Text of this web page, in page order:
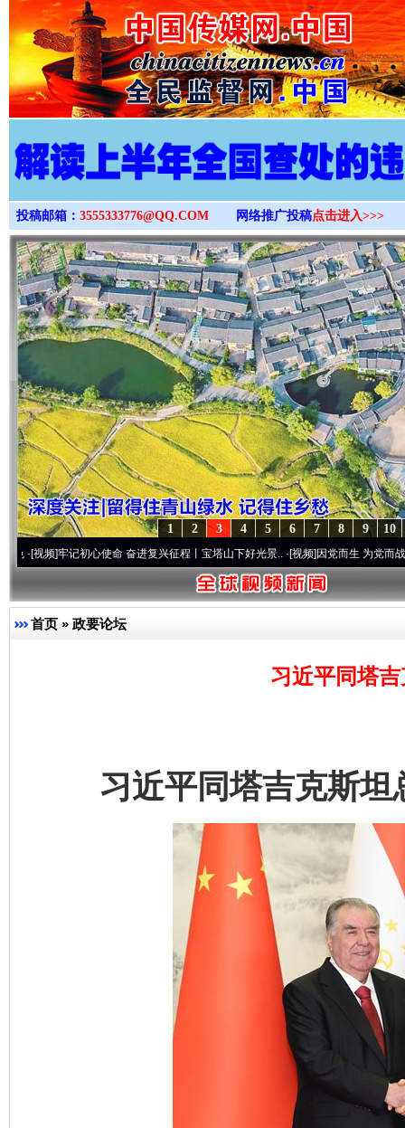
>
投稿邮箱： 3555333776@QQ.COM 网络推广投稿点击进入>>>
10
9
8
7
6
5
4
3
2
1
初心使命 奋进复兴征程丨宝塔山下好光景..·[视频]因党而生 为党而战——百年“纪
首页 » 政要论坛
习近平同塔
习近平同塔吉克斯坦